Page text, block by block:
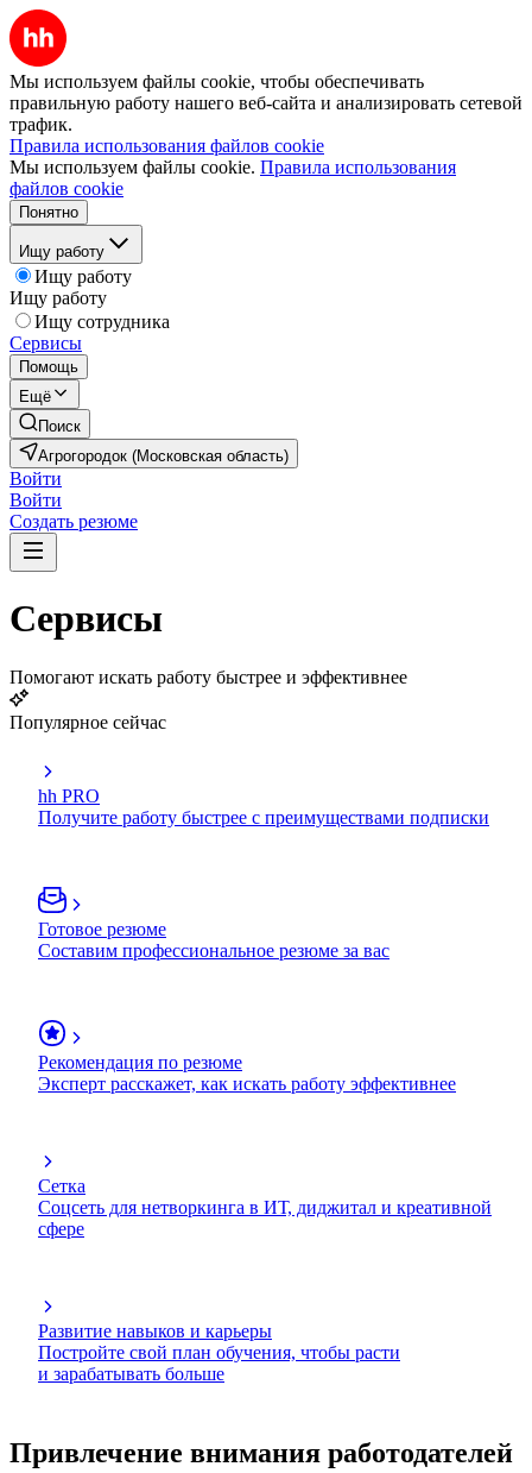
Мы используем файлы cookie, чтобы обеспечивать
правильную работу нашего веб-сайта и анализировать сетевой
трафик.
Правила использования файлов cookie
Мы используем файлы cookie. Правила использования
файлов cookie
Понятно
Ищу работу
Ищу работу
Ищу работу
Ищу сотрудника
Сервисы
Помощь
Ещё
Поиск
Агрогородок (Московская область)
Войти
Войти
Создать резюме
Сервисы
Помогают искать работу быстрее и эффективнее
Популярное сейчас
hh PRO
Получите работу быстрее с преимуществами подписки
Готовое резюме
Составим профессиональное резюме за вас
Рекомендация по резюме
Эксперт расскажет, как искать работу эффективнее
Сетка
Соцсеть для нетворкинга в ИТ, диджитал и креативной
сфере
Развитие навыков и карьеры
Постройте свой план обучения, чтобы расти
и зарабатывать больше
Привлечение внимания работодателей